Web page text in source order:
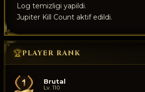
🏆PLAYER RANK
Brutal
Lv. 110
Log temizligi yapildi.
Jupiter Kill Count aktif edildi.